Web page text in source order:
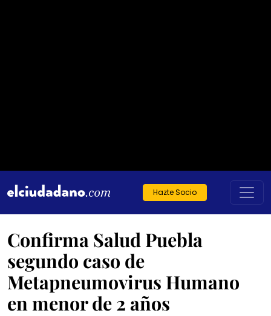
Hazte Socio
Confirma Salud Puebla
segundo caso de
Metapneumovirus Humano
en menor de 2 años